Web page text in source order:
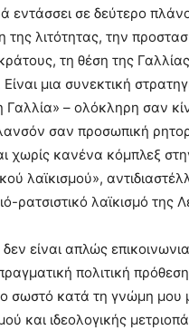
εντάσσει σε δεύτερο
της λιτότητας, την
τη θέση της
μια συνεκτική
Γαλλία» – ολόκληρη σαν
σαν προσωπική
χωρίς κανένα κόμπλεξ
λαϊκισμού»,
ρατσιστικό λαϊκισμό της
είναι απλώς
πολιτική
σωστό κατά τη γνώμη μου
και ιδεολογικής